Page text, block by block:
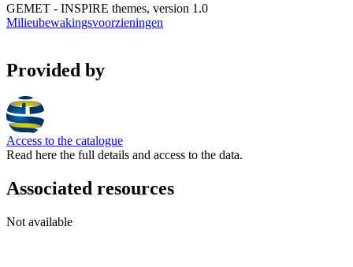
GEMET - INSPIRE themes, version 1.0
Milieubewakingsvoorzieningen
Provided by
Access to the catalogue
Read here the full details and access to the data.
Associated resources
Not available